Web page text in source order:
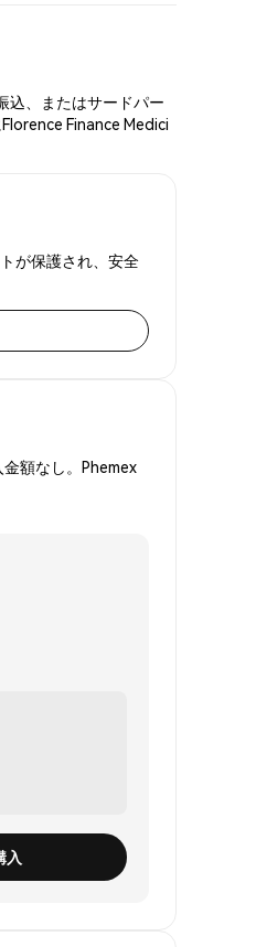
込、またはサードパー
Finance Medici
が保護され、安全
額なし。Phemex
入